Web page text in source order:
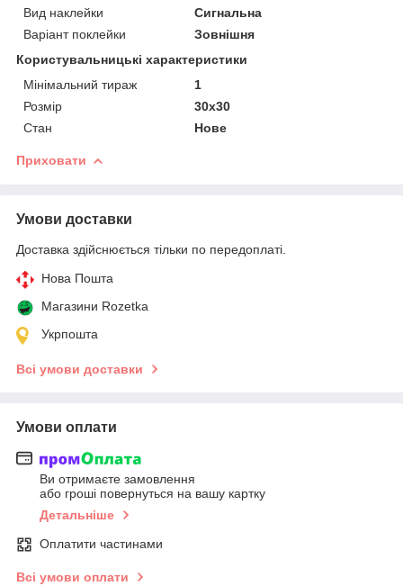
Вид наклейки
Сигнальна
Варіант поклейки
Зовнішня
Користувальницькі характеристики
Мінімальний тираж
1
Розмір
30х30
Стан
Нове
Приховати
Умови доставки
Доставка здійснюється тільки по передоплаті.
Нова Пошта
Магазини Rozetka
Укрпошта
Всі умови доставки
Умови оплати
Ви отримаєте замовлення
або гроші повернуться на вашу картку
Детальніше
Оплатити частинами
Всі умови оплати